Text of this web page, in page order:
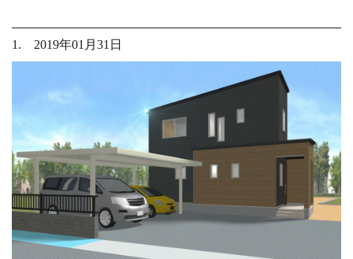
1. 2019年01月31日